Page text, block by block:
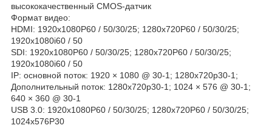
высококачественный CMOS-датчик
Формат видео:
HDMI: 1920x1080P60 / 50/30/25; 1280x720P60 / 50/30/25;
1920x1080i60 / 50
SDI: 1920x1080P60 / 50/30/25; 1280x720P60 / 50/30/25;
1920x1080i60 / 50
IP: основной поток: 1920 × 1080 @ 30-1; 1280x720p30-1;
Дополнительный поток: 1280x720p30-1; 1024 × 576 @ 30-1;
640 × 360 @ 30-1
USB 3.0: 1920x1080P60 / 50/30/25; 1280x720P60 / 50/30/25;
1024x576P30